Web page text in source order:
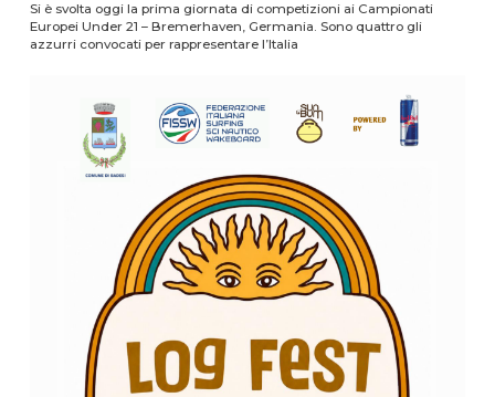
Si è svolta oggi la prima giornata di competizioni ai Campionati
Europei Under 21 – Bremerhaven, Germania. Sono quattro gli
azzurri convocati per rappresentare l’Italia